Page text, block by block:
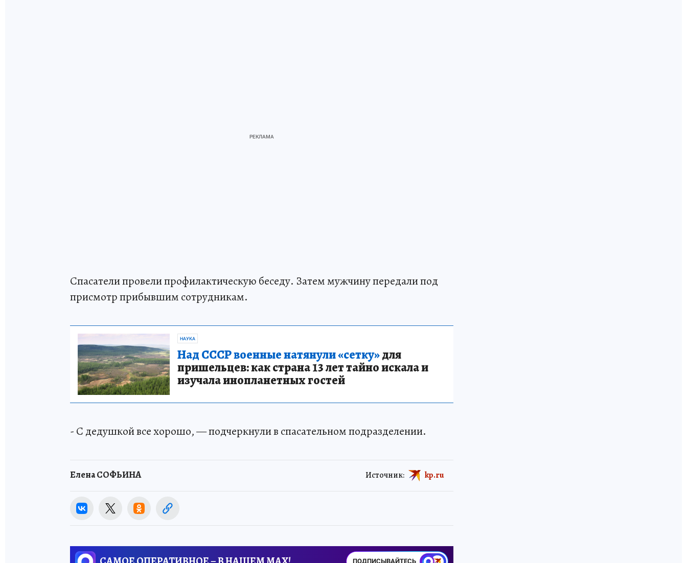
Спасатели провели профилактическую беседу. Затем мужчину передали под
присмотр прибывшим сотрудникам.
НАУКА
Над СССР военные натянули «сетку»для
пришельцев: как страна 13 лет тайно искала и
изучала инопланетных гостей
- С дедушкой все хорошо, — подчеркнули в спасательном подразделении.
Елена СОФЬИНА Источник: kp.ru
ПОДПИСЫВАЙТЕСЬ